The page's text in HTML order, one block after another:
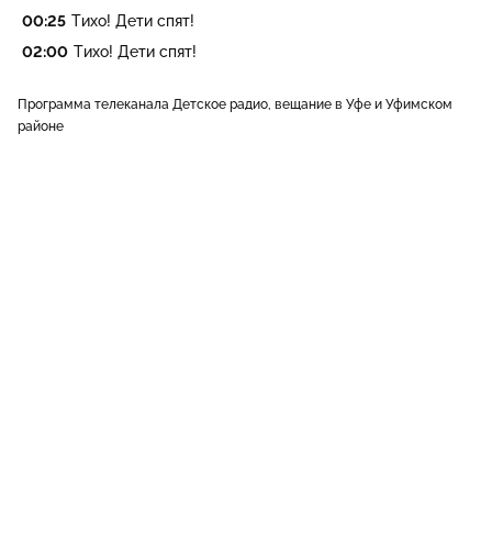
00:25 Тихо! Дети спят!
02:00 Тихо! Дети спят!
Программа телеканала Детское радио, вещание в Уфе и Уфимском
районе